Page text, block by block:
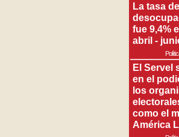
La tasa de
fue 9,4%
abril -
El Servel
en el
los
como el
América